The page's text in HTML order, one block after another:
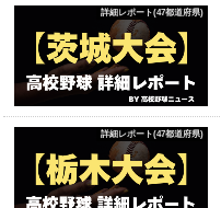
詳細レポート(47都道府県)
詳細レポート(47都道府県)